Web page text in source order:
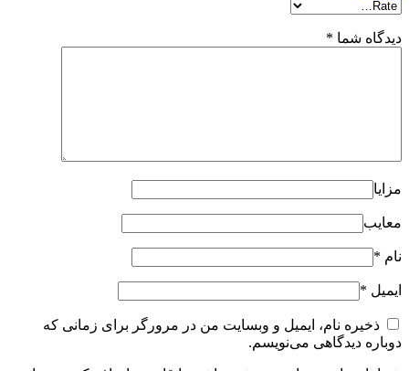
دیدگاه شما *
مزایا
معایب
نام *
ایمیل *
ذخیره نام، ایمیل و وبسایت من در مرورگر برای زمانی که
دوباره دیدگاهی می‌نویسم.